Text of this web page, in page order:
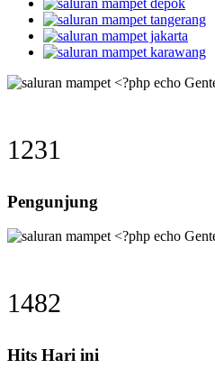
1231
Pengunjung
1482
Hits Hari ini